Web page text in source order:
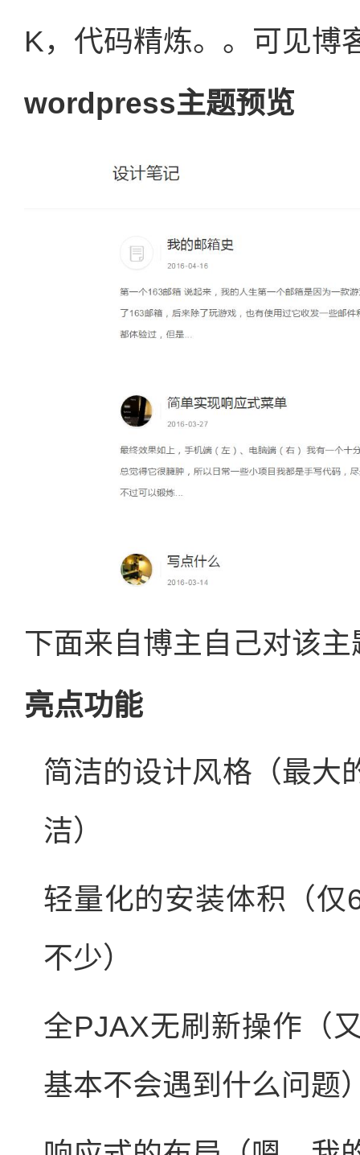
K，代码精炼。。可见博
wordpress主题预览
下面来自博主自己对该
亮点功能
简洁的设计风格（最大
洁）
轻量化的安装体积（
不少）
全PJAX无刷新操作（
基本不会遇到什么问题